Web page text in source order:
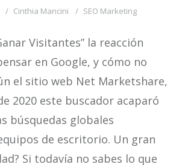
Cinthia Mancini SEO Marketing
Visitantes” la reacción
en Google, y cómo no
el sitio web Net Marketshare,
2020 este buscador acaparó
búsquedas globales
de escritorio. Un gran
Si todavía no sabes lo que